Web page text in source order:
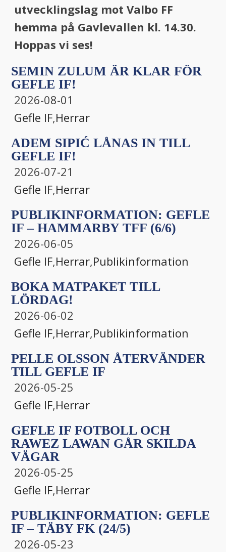
utvecklingslag mot Valbo FF
hemma på Gavlevallen kl. 14.30.
Hoppas vi ses!
SEMIN ZULUM ÄR KLAR FÖR
GEFLE IF!
2026-08-01
Gefle IF,Herrar
ADEM SIPIĆ LÅNAS IN TILL
GEFLE IF!
2026-07-21
Gefle IF,Herrar
PUBLIKINFORMATION: GEFLE
IF – HAMMARBY TFF (6/6)
2026-06-05
Gefle IF,Herrar,Publikinformation
BOKA MATPAKET TILL
LÖRDAG!
2026-06-02
Gefle IF,Herrar,Publikinformation
PELLE OLSSON ÅTERVÄNDER
TILL GEFLE IF
2026-05-25
Gefle IF,Herrar
GEFLE IF FOTBOLL OCH
RAWEZ LAWAN GÅR SKILDA
VÄGAR
2026-05-25
Gefle IF,Herrar
PUBLIKINFORMATION: GEFLE
IF – TÄBY FK (24/5)
2026-05-23